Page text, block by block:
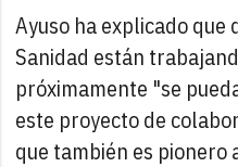
Ayuso ha explicado que
Sanidad están
próximamente "se
este proyecto de
que también es pionero